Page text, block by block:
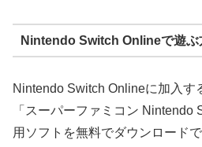
Nintendo Switch Onlineで遊ぶ
Nintendo Switch Onlineに加入す
「スーパーファミコン Nintendo
用ソフトを無料でダウンロード